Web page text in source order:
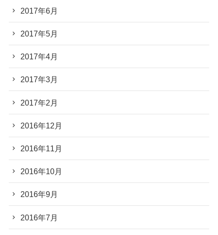
2017年6月
2017年5月
2017年4月
2017年3月
2017年2月
2016年12月
2016年11月
2016年10月
2016年9月
2016年7月